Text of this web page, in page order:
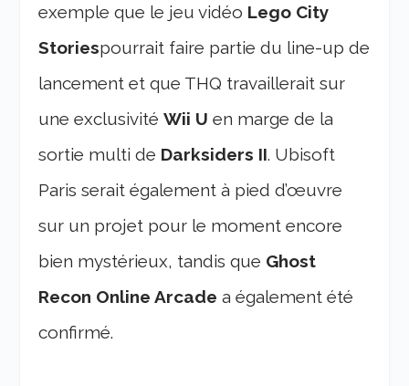
exemple que le jeu vidéo Lego City
Storiespourrait faire partie du line-up de
lancement et que THQ travaillerait sur
une exclusivitéWii U en marge de la
sortie multi de Darksiders II. Ubisoft
Paris serait également à pied d’œuvre
sur un projet pour le moment encore
bien mystérieux, tandis que Ghost
Recon Online Arcade a également été
confirmé.